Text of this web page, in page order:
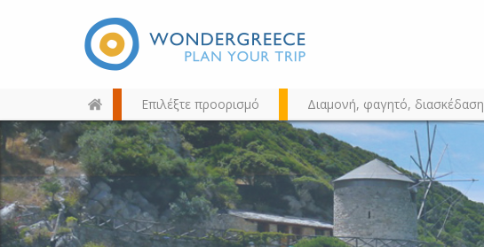
Επιλέξτε προορισμό Διαμονή, φαγητό, διασκέδαση